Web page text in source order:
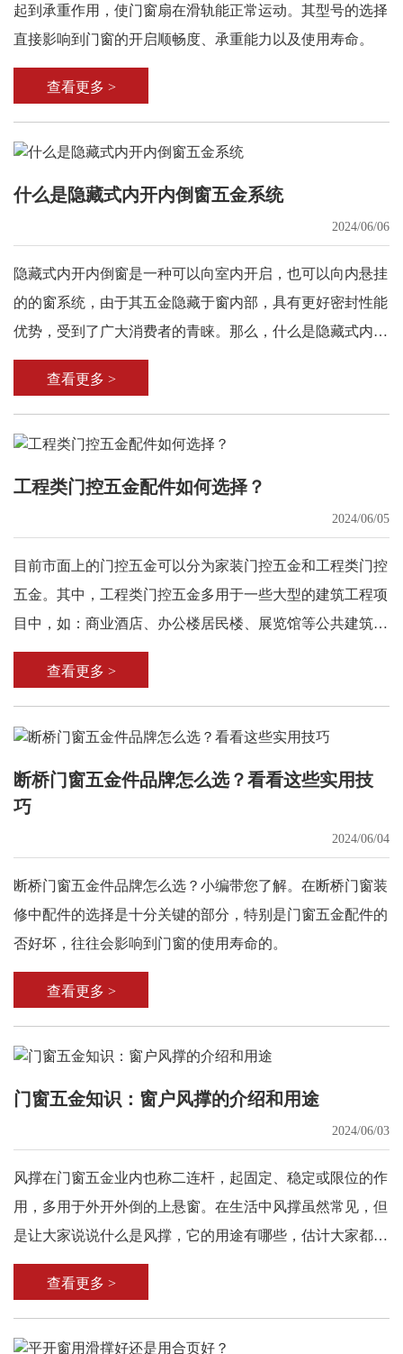
起到承重作用，使门窗扇在滑轨能正常运动。其型号的选择
直接影响到门窗的开启顺畅度、承重能力以及使用寿命。
查看更多 >
什么是隐藏式内开内倒窗五金系统
2024/06/06
隐藏式内开内倒窗是一种可以向室内开启，也可以向内悬挂
的的窗系统，由于其五金隐藏于窗内部，具有更好密封性能
优势，受到了广大消费者的青睐。那么，什么是隐藏式内开
内倒窗五金系统?下面小编就来为大家讲解。
查看更多 >
工程类门控五金配件如何选择？
2024/06/05
目前市面上的门控五金可以分为家装门控五金和工程类门控
五金。其中，工程类门控五金多用于一些大型的建筑工程项
目中，如：商业酒店、办公楼居民楼、展览馆等公共建筑。
在这些建筑项目中，门控五金配件的选择是一个至关重要却
又容易被忽视的环节。
查看更多 >
断桥门窗五金件品牌怎么选？看看这些实用技
巧
2024/06/04
断桥门窗五金件品牌怎么选？小编带您了解。在断桥门窗装
修中配件的选择是十分关键的部分，特别是门窗五金配件的
否好坏，往往会影响到门窗的使用寿命的。
查看更多 >
门窗五金知识：窗户风撑的介绍和用途
2024/06/03
风撑在门窗五金业内也称二连杆，起固定、稳定或限位的作
用，多用于外开外倒的上悬窗。在生活中风撑虽然常见，但
是让大家说说什么是风撑，它的用途有哪些，估计大家都是
不怎么清晰的，今天小编就为大家讲解一下关于风撑的详细
介绍和用途。
查看更多 >